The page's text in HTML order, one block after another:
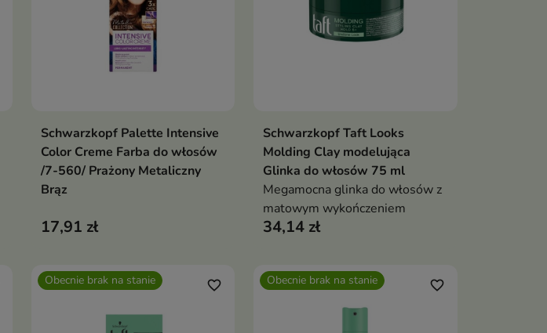
Dodaj do koszyka
Schwarzkopf Palette Intensive
Color Creme Farba do włosów
/7-560/ Prażony Metaliczny
Brąz
17,91 zł
Pokaż szczegóły
Schwarzkopf Taft Looks
Molding Clay modelująca
Glinka do włosów 75 ml
Megamocna glinka do włosów z
matowym wykończeniem
34,14 zł
Obecnie brak na stanie favorite_border Obecnie brak na stanie favorite_border